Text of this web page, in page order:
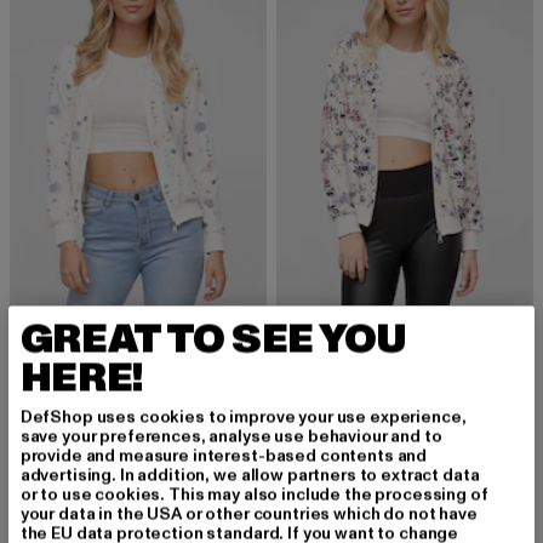
CLOUD5IVE
Cloud 5ive Blouson Bomber Jacket
24,08 EUR
Prix courant: 24,08 EUR
32,99 EUR
CLOUD5IVE
-15% -15%
GREAT TO SEE YOU
HERE!
DefShop uses cookies to improve your use experience,
save your preferences, analyse use behaviour and to
provide and measure interest-based contents and
advertising. In addition, we allow partners to extract data
or to use cookies. This may also include the processing of
your data in the USA or other countries which do not have
the EU data protection standard. If you want to change